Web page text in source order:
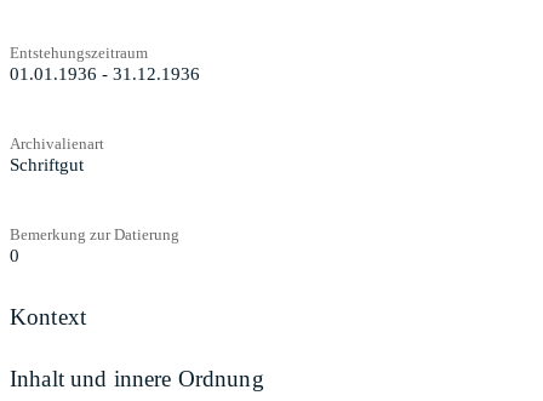
Entstehungszeitraum
01.01.1936 - 31.12.1936
Archivalienart
Schriftgut
Bemerkung zur Datierung
0
Kontext
Inhalt und innere Ordnung